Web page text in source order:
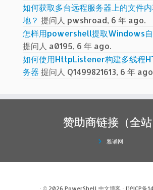
如何获取多台远程服务器上的文件
地？ 提问人 pwshroad, 6 年 ago.
怎样用powershell提取Windows自
提问人 a0195, 6 年 ago.
如何使用HttpListener构建多线程
务器 提问人 Q1499821613, 6 年
赞助商链接（全站
雅诵网
· © 2026 PowerShell 中文博客 · [沪ICP备